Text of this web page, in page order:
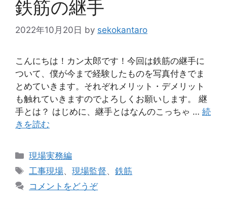
鉄筋の継手
2022年10月20日 by sekokantaro
こんにちは！カン太郎です！今回は鉄筋の継手に
ついて、僕が今まで経験したものを写真付きでま
とめていきます。それぞれメリット・デメリット
も触れていきますのでよろしくお願いします。 継
手とは？ はじめに、継手とはなんのこっちゃ … 続
きを読む
カ
テ
リ
現場実務編
タ
工事現場、現場監督、鉄筋
コメントをどうぞ